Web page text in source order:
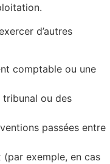
d’autres
comptable ou une
ou des
passées entre
exemple, en cas